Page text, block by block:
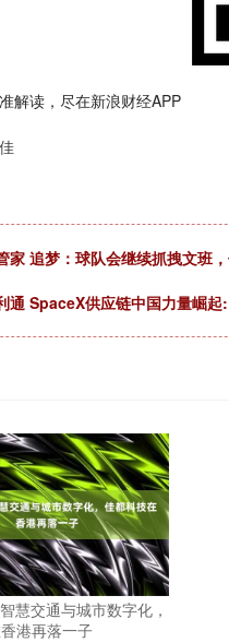
解读，尽在新浪财经APP
家 追梦：球队会继续抓拽文班
通 SpaceX供应链中国力量崛
慧交通与城市数字化，
港再落一子